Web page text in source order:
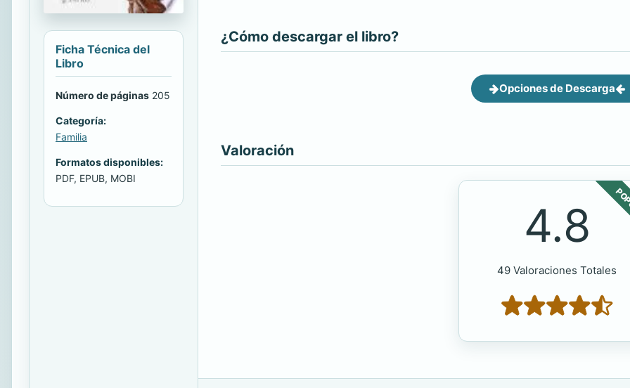
Ficha Técnica del
Libro
Número de páginas 205
Categoría:
Familia
Formatos disponibles:
PDF, EPUB, MOBI
¿Cómo descargar el libro?
Opciones de Descarga
Valoración
4.8
49 Valoraciones Totales